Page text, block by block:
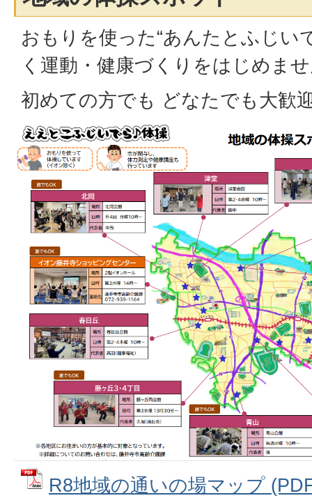
おもりを使った“あんたとふじい
く運動・健康づくりをはじめま
初めての方でも どなたでも大歓
R8地域の通いの場マップ